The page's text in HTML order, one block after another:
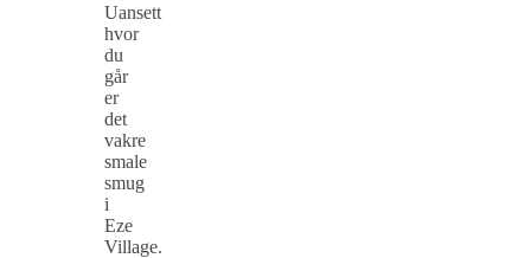
Uansett
hvor
du
går
er
det
vakre
smale
smug
i
Eze
Village.